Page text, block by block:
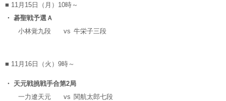
■ 11月15日（月）10時～
・ 碁聖戦予選Ａ
小林覚九段
vs 牛栄子三段
■ 11月16日（火）9時～
・ 天元戦挑戦手合第2局
一力遼天元
vs 関航太郎七段